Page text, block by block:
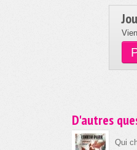
D'autres
Qui